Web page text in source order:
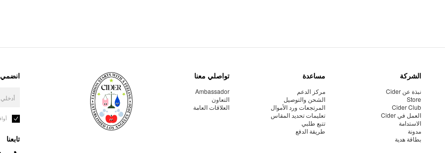
الشركة
نبذة عن Cider
Store
Cider Club
العمل في Cider
الاستدامة
مدونة
بطاقة هدية
مساعدة
مركز الدعم
الشحن والتوصيل
المرتجعات ورد الأموال
تعليمات تحديد المقاس
تتبع طلبي
طريقة الدفع
تواصلي معنا
Ambassador
التعاون
العلاقات العامة
انضمي
تابعنا